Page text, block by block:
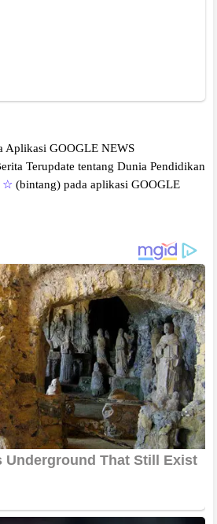
Aplikasi GOOGLE NEWS
Terupdate tentang Dunia Pendidikan
☆ (bintang) pada aplikasi GOOGLE